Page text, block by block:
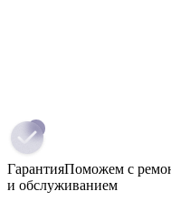
ГарантияПоможем с
и обслуживанием